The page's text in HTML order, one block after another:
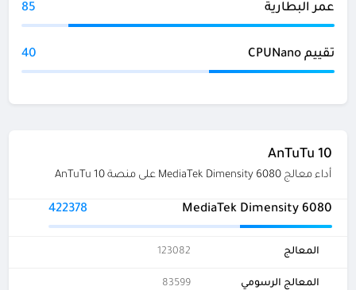
عمر البطارية 85
تقييم CPUNano 40
AnTuTu 10
أداء معالج MediaTek Dimensity 6080 على منصة AnTuTu 10
MediaTek Dimensity 6080
422378
المعالج 123082
المعالج الرسومي 83599